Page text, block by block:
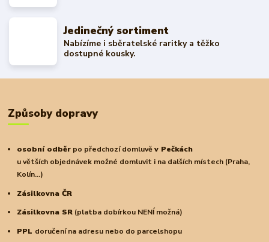
Jedinečný sortiment
Nabízíme i sběratelské raritky a těžko
dostupné kousky.
Způsoby dopravy
osobní odběr po předchozí domluvěv Pečkách
u větších objednávek možné domluvit i na dalších místech (Praha,
Kolín...)
Zásilkovna ČR
Zásilkovna SR (platba dobírkou NENÍ možná)
PPL doručení na adresu nebo do parcelshopu